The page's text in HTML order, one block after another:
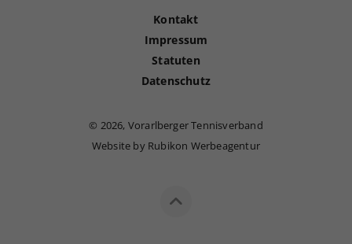
Kontakt
Impressum
Statuten
Datenschutz
© 2026, Vorarlberger Tennisverband
Website by Rubikon Werbeagentur